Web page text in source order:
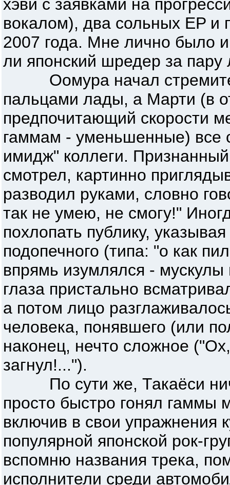
хэви с заявками на
вокалом), два сольных EP и
2007 года. Мне лично было
ли японский шредер за пару
Оомура начал
пальцами лады, а Марти (в
предпочитающий скорости
гаммам - уменьшенные) все
имидж" коллеги.
смотрел, картинно
разводил руками, словно
так не умею, не смогу!"
похлопать публику,
подопечного (типа: "о как
впрямь изумлялся -
глаза пристально
а потом лицо
человека, понявшего (или
наконец, нечто сложное
загнул!...").
По сути же, Такаёси
просто быстро гонял гаммы
включив в свои упражнения
популярной японской рок-
вспомню названия трека,
исполнители среди